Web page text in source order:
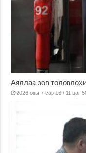
Аяллаа зөв
2026 оны 7 сар 16 / 11 цаг